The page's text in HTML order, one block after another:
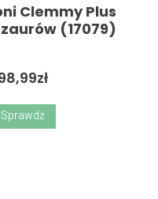
Clemmy Plus
(17079)
zł
Sprawdź